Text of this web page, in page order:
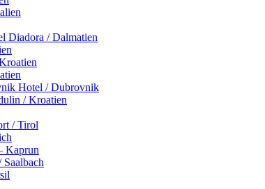
Diadora / Dalmatien
Hotel / Dubrovnik
/ Kroatien
/ Tirol
Kaprun